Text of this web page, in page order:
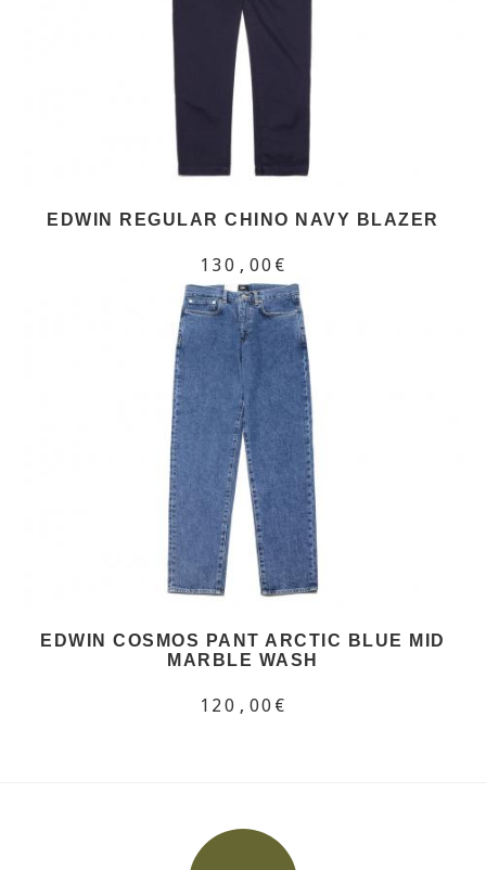
EDWIN REGULAR CHINO NAVY BLAZER
130,00€
EDWIN COSMOS PANT ARCTIC BLUE MID
MARBLE WASH
120,00€